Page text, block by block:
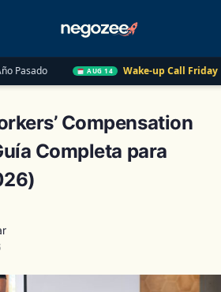
AUG 14 Wake-up Call Friday Cómo
Compensation
Completa para